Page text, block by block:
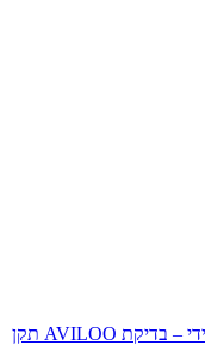
בדיקת סוללה לרכב היברידי – בדיקת AVILOO תקן